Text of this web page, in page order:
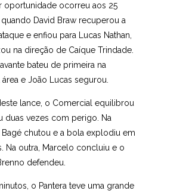
oportunidade ocorreu aos 25
David Braw recuperou a
e enfiou para Lucas Nathan,
na direção de Caíque Trindade.
bateu de primeira na
e João Lucas segurou.
lance, o Comercial equilibrou
duas vezes com perigo. Na
Bagé chutou e a bola explodiu em
Na outra, Marcelo concluiu e o
defendeu.
o Pantera teve uma grande